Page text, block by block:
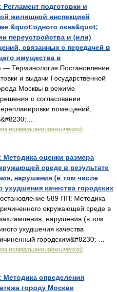
подготовки и
жилищной инспекцией
&quot;одного окна&quot;
переустройства и (или)
связанных с передачей в
имущества в
— Терминология Постановление
и выдачи Государственной
Москвы в режиме
о согласовании
помещений,
…
нормативно-технической
оценки размера
среде в результате
нарушения (в том числе
ухудшения качества городских
589 ПП: Методика
окружающей среде в
захламления, нарушения (в том
ухудшения качества
городским&#8230; …
нормативно-технической
Методика определения
городу Москве